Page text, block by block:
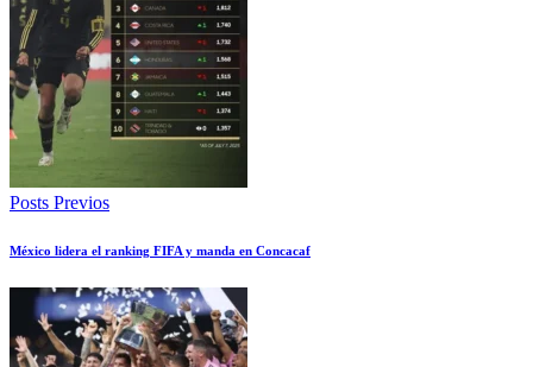
Posts Previos
México lidera el ranking FIFA y manda en Concacaf